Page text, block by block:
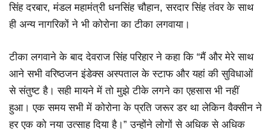
सिंह दरबार, मंडल महामंत्री धनसिंह चौहान, सरदार सिंह तंवर के साथ
ही अन्य नागरिकों ने भी कोरोना का टीका लगवाया।
टीका लगवाने के बाद देवराज सिंह परिहार ने कहा कि “मैं और मेरे साथ
आने सभी वरिष्ठजन इंडेक्स अस्पताल के स्टाफ और यहां की सुविधाओं
से संतुष्ट है। सही मायने में तो मुझे टीके लगने का एहसास भी नहीं
हुआ। एक समय सभी में कोरोना के प्रति जरूर डर था लेकिन वैक्सीन ने
हर एक को नया उत्साह दिया है।” उन्होंने लोगों से अधिक से अधिक